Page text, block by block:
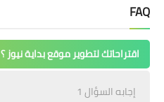
FAQ
اقتراحاتك لتطوير موقع بداية نيوز ؟
إجابه السؤال 1